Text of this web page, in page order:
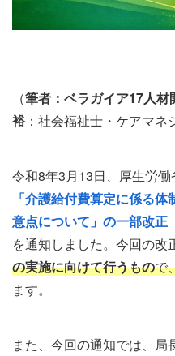
（筆者：ベラガイア17人
裕：社会福祉士・ケアマネ
令和8年3月13日、厚生労働
「介護給付費算定に係る
意点について」の一部改正
を通知しました。今回の改
の実施に向けて行うもので
ます。
また、今回の通知では、局